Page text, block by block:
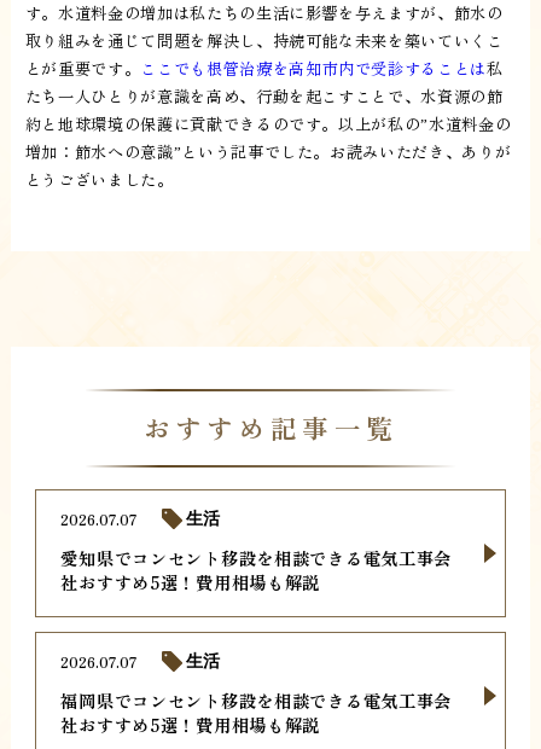
す。水道料金の増加は私たちの生活に影響を与えますが、節水の
取り組みを通じて問題を解決し、持続可能な未来を築いていくこ
とが重要です。 ここでも根管治療を高知市内で受診することは私
たち一人ひとりが意識を高め、行動を起こすことで、水資源の節
約と地球環境の保護に貢献できるのです。以上が私の”水道料金の
増加：節水への意識”という記事でした。お読みいただき、ありが
とうございました。
おすすめ記事一覧
愛知県でコンセント移設を相談できる電気工事会
社おすすめ5選！費用相場も解説
2026.07.07 生活
福岡県でコンセント移設を相談できる電気工事会
社おすすめ5選！費用相場も解説
2026.07.07 生活